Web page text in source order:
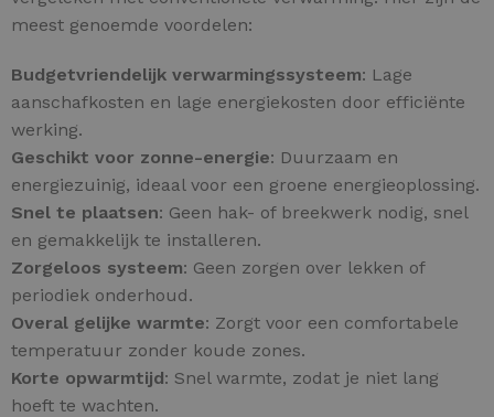
meest genoemde voordelen:
Budgetvriendelijk verwarmingssysteem: Lage
aanschafkosten en lage energiekosten door efficiënte
werking.
Geschikt voor zonne-energie: Duurzaam en
energiezuinig, ideaal voor een groene energieoplossing.
Snel te plaatsen: Geen hak- of breekwerk nodig, snel
en gemakkelijk te installeren.
Zorgeloos systeem: Geen zorgen over lekken of
periodiek onderhoud.
Overal gelijke warmte: Zorgt voor een comfortabele
temperatuur zonder koude zones.
Korte opwarmtijd: Snel warmte, zodat je niet lang
hoeft te wachten.